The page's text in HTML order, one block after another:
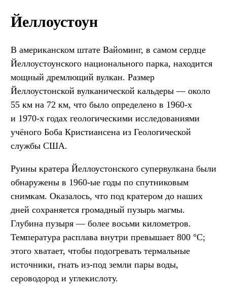
Йеллоустоун
В американском штате Вайоминг, в самом сердце
Йеллоустоунского национального парка, находится
мощный дремлющий вулкан. Размер
Йеллоустонской вулканической кальдеры — около
55 км на 72 км, что было определено в 1960-х
и 1970-х годах геологическими исследованиями
учёного Боба Кристиансена из Геологической
службы США.
Руины кратера Йеллоустонского супервулкана были
обнаружены в 1960-ые годы по спутниковым
снимкам. Оказалось, что под кратером до наших
дней сохраняется громадный пузырь магмы.
Глубина пузыря — более восьми километров.
Температура расплава внутри превышает 800 °C;
этого хватает, чтобы подогревать термальные
источники, гнать из-под земли пары воды,
сероводород и углекислоту.